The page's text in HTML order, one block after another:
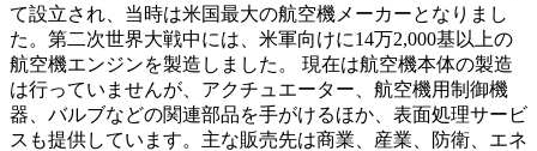
て設立され、当時は米国最大の航空機メーカーとなりまし
た。第二次世界大戦中には、米軍向けに14万2,000基以上の
航空機エンジンを製造しました。 現在は航空機本体の製造
は行っていませんが、アクチュエーター、航空機用制御機
器、バルブなどの関連部品を手がけるほか、表面処理サービ
スも提供しています。主な販売先は商業、産業、防衛、エネ